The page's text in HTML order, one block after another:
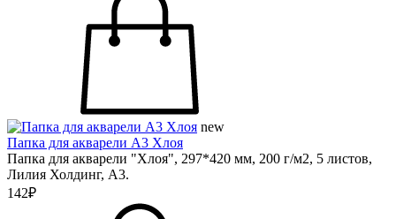
new
Папка для акварели А3 Хлоя
Папка для акварели "Хлоя", 297*420 мм, 200 г/м2, 5 листов,
Лилия Холдинг, А3.
142₽